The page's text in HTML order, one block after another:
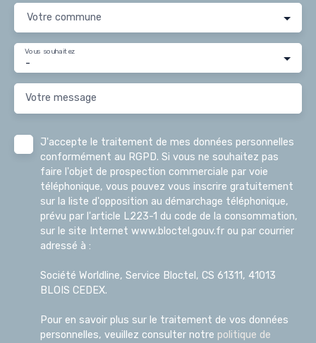
Votre commune
-
Vous souhaitez
Votre message
J'accepte le traitement de mes données personnelles
conformément au RGPD. Si vous ne souhaitez pas
faire l'objet de prospection commerciale par voie
téléphonique, vous pouvez vous inscrire gratuitement
sur la liste d'opposition au démarchage téléphonique,
prévu par l'article L223-1 du code de la consommation,
sur le site Internet www.bloctel.gouv.fr ou par courrier
adressé à :
Société Worldline, Service Bloctel, CS 61311, 41013
BLOIS CEDEX.
Pour en savoir plus sur le traitement de vos données
personnelles, veuillez consulter notre politique de